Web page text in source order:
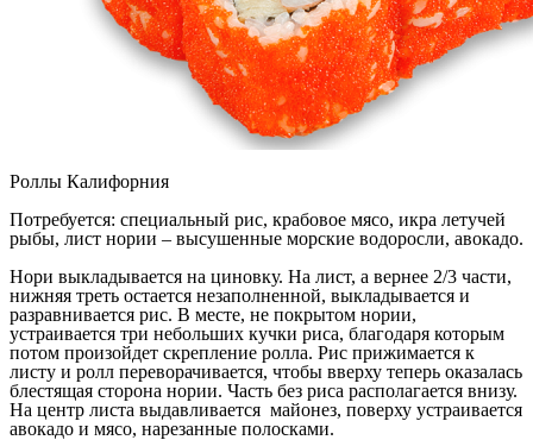
Роллы Калифорния
Потребуется: специальный рис, крабовое мясо, икра летучей
рыбы, лист нории – высушенные морские водоросли, авокадо.
Нори выкладывается на циновку. На лист, а вернее 2/3 части,
нижняя треть остается незаполненной, выкладывается и
разравнивается рис. В месте, не покрытом нории,
устраивается три небольших кучки риса, благодаря которым
потом произойдет скрепление ролла. Рис прижимается к
листу и ролл переворачивается, чтобы вверху теперь оказалась
блестящая сторона нории. Часть без риса располагается внизу.
На центр листа выдавливается майонез, поверху устраивается
авокадо и мясо, нарезанные полосками.